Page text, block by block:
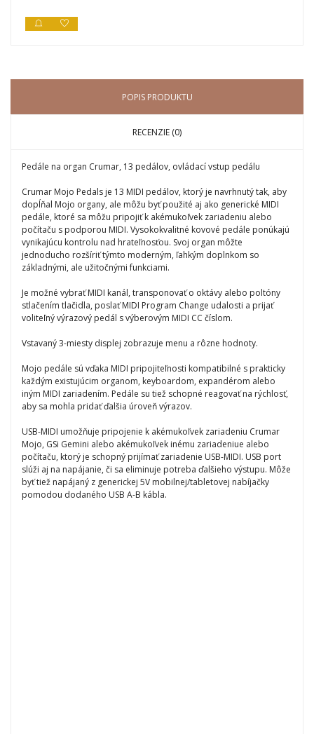
POPIS PRODUKTU
RECENZIE (0)
Pedále na organ Crumar, 13 pedálov, ovládací vstup pedálu
Crumar Mojo Pedals je 13 MIDI pedálov, ktorý je navrhnutý tak, aby
dopĺňal Mojo organy, ale môžu byť použité aj ako generické MIDI
pedále, ktoré sa môžu pripojiť k akémukoľvek zariadeniu alebo
počítaču s podporou MIDI. Vysokokvalitné kovové pedále ponúkajú
vynikajúcu kontrolu nad hrateľnosťou. Svoj organ môžte
jednoducho rozšíriť týmto moderným, ľahkým doplnkom so
základnými, ale užitočnými funkciami.
Je možné vybrať MIDI kanál, transponovať o oktávy alebo poltóny
stlačením tlačidla, poslať MIDI Program Change udalosti a prijať
voliteľný výrazový pedál s výberovým MIDI CC číslom.
Vstavaný 3-miesty displej zobrazuje menu a rôzne hodnoty.
Mojo pedále sú vďaka MIDI pripojiteľnosti kompatibilné s prakticky
každým existujúcim organom, keyboardom, expandérom alebo
iným MIDI zariadením. Pedále su tiež schopné reagovať na rýchlosť,
aby sa mohla pridať ďalšia úroveň výrazov.
USB-MIDI umožňuje pripojenie k akémukoľvek zariadeniu Crumar
Mojo, GSi Gemini alebo akémukoľvek inému zariadeniue alebo
počítaču, ktorý je schopný prijímať zariadenie USB-MIDI. USB port
slúži aj na napájanie, či sa eliminuje potreba ďalšieho výstupu. Môže
byť tiež napájaný z generickej 5V mobilnej/tabletovej nabíjačky
pomodou dodaného USB A-B kábla.